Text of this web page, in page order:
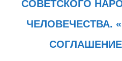
СОВЕТСКОГО
ЧЕЛОВЕЧЕСТВА.